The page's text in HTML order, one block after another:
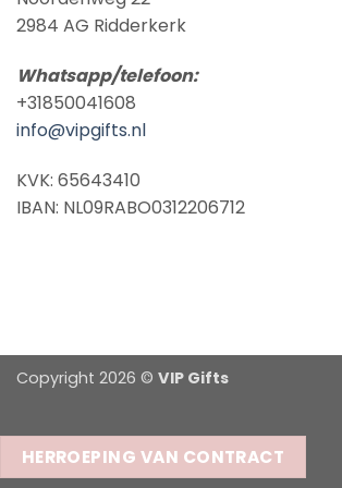
2984 AG Ridderkerk
Whatsapp/telefoon:
+31850041608
info@vipgifts.nl
KVK: 65643410
IBAN: NL09RABO0312206712
Copyright 2026 © VIP Gifts
HERROEPING VAN CONTRACT